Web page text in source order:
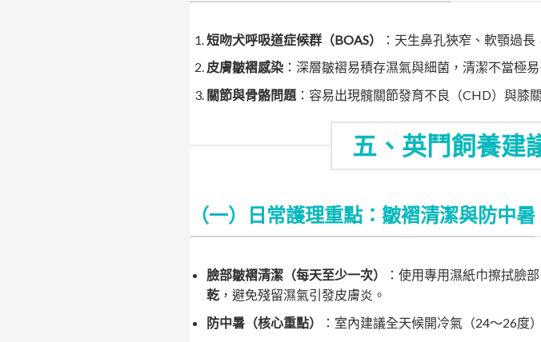
短吻犬呼吸道症候群（BOAS） ：天生鼻孔狹窄、軟顎過
皮膚皺褶感染：深層皺褶易積存濕氣與細菌，清潔不當極
關節與骨骼問題：容易出現髖關節發育不良（CHD）與膝
五、英鬥飼養建
（一）日常護理重點：皺褶清潔與防中暑
臉部皺褶清潔（每天至少一次） ：使用專用濕紙巾擦拭臉
乾，避免殘留濕氣引發皮膚炎。
防中暑（核心重點）
：室內建議全天候開冷氣（24～26度